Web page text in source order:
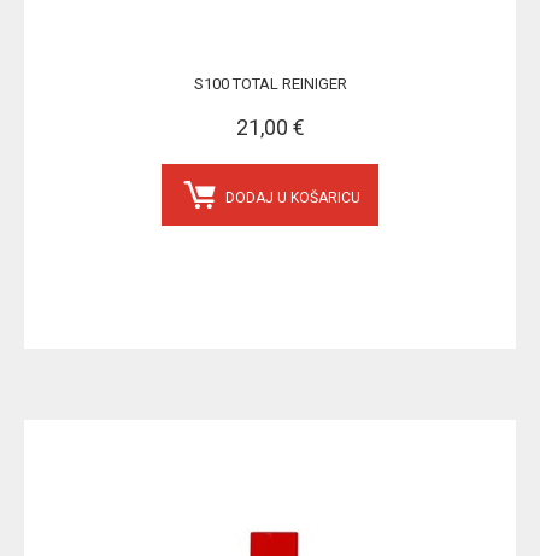
S100 TOTAL REINIGER
21,00 €
DODAJ U KOŠARICU